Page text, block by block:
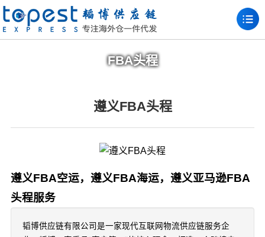
FBA头程
遵义FBA头程
遵义FBA空运，遵义FBA海运，遵义亚马逊FBA
头程服务
韬博供应链有限公司是一家现代互联网物流供应链服务企